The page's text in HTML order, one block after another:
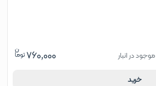
موجود در انبار 760,000
خرید